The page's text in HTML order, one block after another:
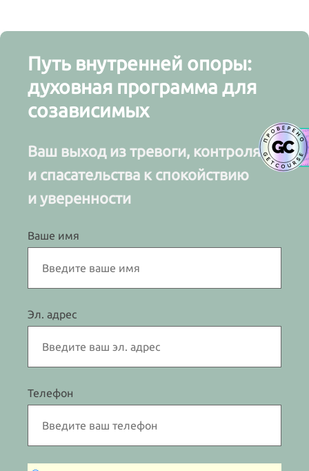
Путь внутренней опоры:
духовная программа для
созависимых
Ваш выход из тревоги, контроля
и спасательства к спокойствию
и уверенности
Ваше имя
Эл. адрес
Телефон